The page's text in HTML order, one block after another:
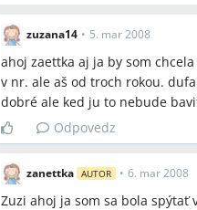
Najčastejšie otázky
Q:Kde v Nitre nájdem tanečnú
A:
Tanečná škola ECHO
ponúka Mini kurz pre 3–4
deti.
zuzana14 • 5. mar 2008
ahoj zaettka aj ja by som
v nr. ale aš od troch rokou.
dobré ale ked ju to nebude
Odpovedz
zanettka AUTOR • 6. mar 2008
Zuzi ahoj ja som sa bola